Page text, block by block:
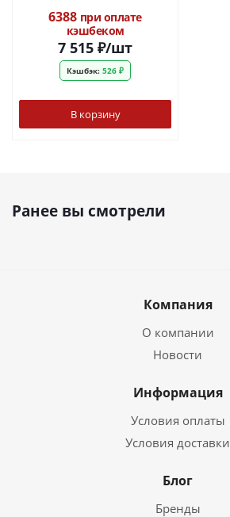
6388 при оплате
кэшбеком
7 515 ₽/шт
Кэшбэк: 526 ₽
В корзину
Ранее вы смотрели
Компания
О компании
Новости
Информация
Условия оплаты
Условия доставки
Блог
Бренды